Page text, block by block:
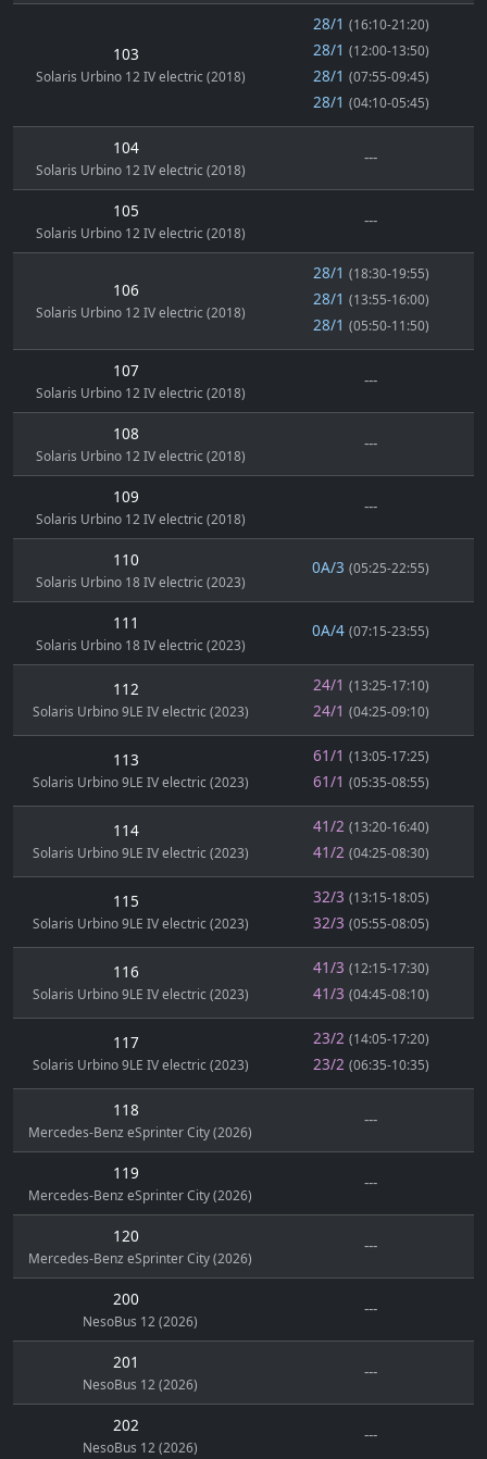
103
Solaris Urbino 12 IV electric (2018)
28/1 (16:10-21:20)
28/1 (12:00-13:50)
28/1 (07:55-09:45)
28/1 (04:10-05:45)
104
Solaris Urbino 12 IV electric (2018)
---
105
Solaris Urbino 12 IV electric (2018)
---
106
Solaris Urbino 12 IV electric (2018)
28/1 (18:30-19:55)
28/1 (13:55-16:00)
28/1 (05:50-11:50)
107
Solaris Urbino 12 IV electric (2018)
---
108
Solaris Urbino 12 IV electric (2018)
---
109
Solaris Urbino 12 IV electric (2018)
---
110
Solaris Urbino 18 IV electric (2023)
0A/3 (05:25-22:55)
111
Solaris Urbino 18 IV electric (2023)
0A/4 (07:15-23:55)
112
Solaris Urbino 9LE IV electric (2023)
24/1 (13:25-17:10)
24/1 (04:25-09:10)
113
Solaris Urbino 9LE IV electric (2023)
61/1 (13:05-17:25)
61/1 (05:35-08:55)
114
Solaris Urbino 9LE IV electric (2023)
41/2 (13:20-16:40)
41/2 (04:25-08:30)
115
Solaris Urbino 9LE IV electric (2023)
32/3 (13:15-18:05)
32/3 (05:55-08:05)
116
Solaris Urbino 9LE IV electric (2023)
41/3 (12:15-17:30)
41/3 (04:45-08:10)
117
Solaris Urbino 9LE IV electric (2023)
23/2 (14:05-17:20)
23/2 (06:35-10:35)
118
Mercedes-Benz eSprinter City (2026)
---
119
Mercedes-Benz eSprinter City (2026)
---
120
Mercedes-Benz eSprinter City (2026)
---
200
NesoBus 12 (2026)
---
201
NesoBus 12 (2026)
---
202
NesoBus 12 (2026)
---